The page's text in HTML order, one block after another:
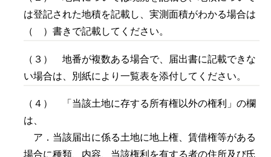
は登記された地積を記載し、実測面積がわかる場合は
（ ）書きで記載してください。
（３） 地番が複数ある場合で、届出書に記載できな
い場合は、別紙により一覧表を添付してください。
（４） 「当該土地に存する所有権以外の権利」の欄
は、
ア．当該届出に係る土地に地上権、賃借権等がある
場合に種類、内容、当該権利を有する者の住所及び氏